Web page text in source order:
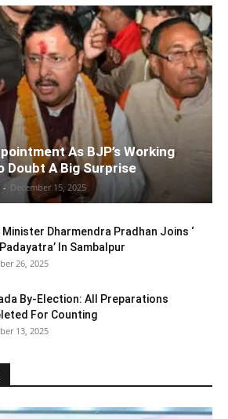
As BJP’s Working
Doubt A Big Surprise
- December 15, 2025
Minister Dharmendra Pradhan Joins ‘
In Sambalpur
26, 2025
By-Election: All Preparations
For Counting
13, 2025